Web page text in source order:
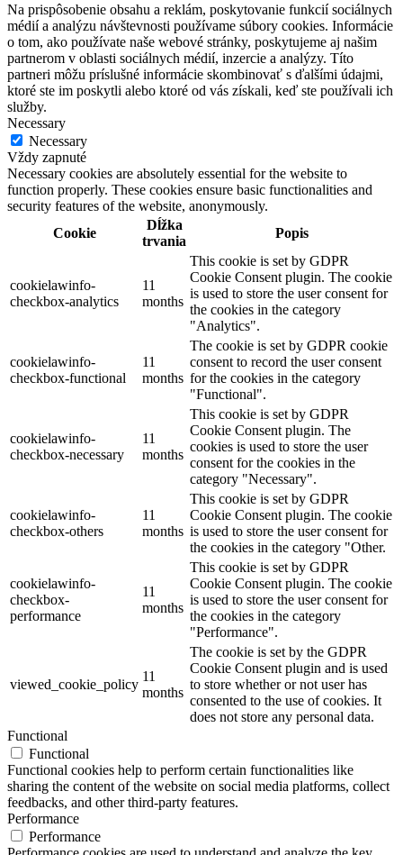
Na prispôsobenie obsahu a reklám, poskytovanie funkcií sociálnych
médií a analýzu návštevnosti používame súbory cookies. Informácie
o tom, ako používate naše webové stránky, poskytujeme aj našim
partnerom v oblasti sociálnych médií, inzercie a analýzy. Títo
partneri môžu príslušné informácie skombinovať s ďalšími údajmi,
ktoré ste im poskytli alebo ktoré od vás získali, keď ste používali ich
služby.
Necessary
Necessary
Vždy zapnuté
Necessary cookies are absolutely essential for the website to
function properly. These cookies ensure basic functionalities and
security features of the website, anonymously.
Cookie
Dĺžka
trvania
Popis
cookielawinfo-
checkbox-analytics
11
months
This cookie is set by GDPR
Cookie Consent plugin. The cookie
is used to store the user consent for
the cookies in the category
"Analytics".
cookielawinfo-
checkbox-functional
11
months
The cookie is set by GDPR cookie
consent to record the user consent
for the cookies in the category
"Functional".
cookielawinfo-
checkbox-necessary
11
months
This cookie is set by GDPR
Cookie Consent plugin. The
cookies is used to store the user
consent for the cookies in the
category "Necessary".
cookielawinfo-
checkbox-others
11
months
This cookie is set by GDPR
Cookie Consent plugin. The cookie
is used to store the user consent for
the cookies in the category "Other.
cookielawinfo-
checkbox-
performance
11
months
This cookie is set by GDPR
Cookie Consent plugin. The cookie
is used to store the user consent for
the cookies in the category
"Performance".
viewed_cookie_policy
11
months
The cookie is set by the GDPR
Cookie Consent plugin and is used
to store whether or not user has
consented to the use of cookies. It
does not store any personal data.
Functional
Functional
Functional cookies help to perform certain functionalities like
sharing the content of the website on social media platforms, collect
feedbacks, and other third-party features.
Performance
Performance